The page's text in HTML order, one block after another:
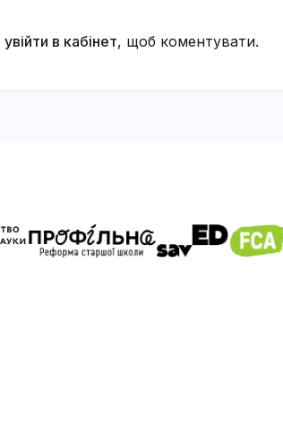
увійти в кабінет, щоб коментувати.